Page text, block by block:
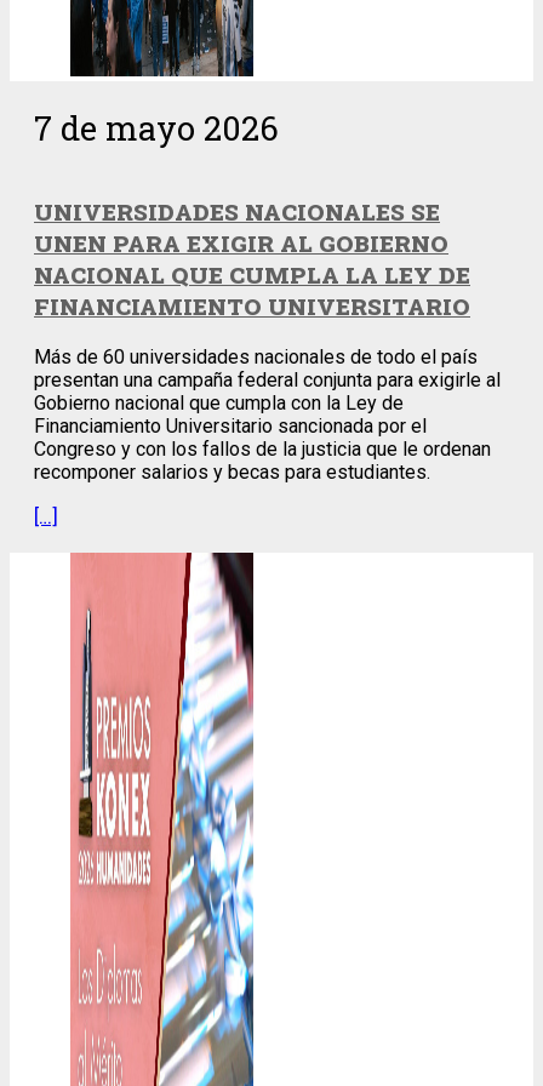
7 de mayo 2026
UNIVERSIDADES NACIONALES SE
UNEN PARA EXIGIR AL GOBIERNO
NACIONAL QUE CUMPLA LA LEY DE
FINANCIAMIENTO UNIVERSITARIO
Más de 60 universidades nacionales de todo el país
presentan una campaña federal conjunta para exigirle al
Gobierno nacional que cumpla con la Ley de
Financiamiento Universitario sancionada por el
Congreso y con los fallos de la justicia que le ordenan
recomponer salarios y becas para estudiantes.
[…]